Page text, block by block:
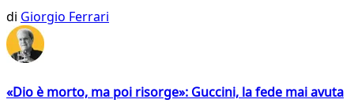
di Giorgio Ferrari
«Dio è morto, ma poi risorge»: Guccini, la fede mai avuta